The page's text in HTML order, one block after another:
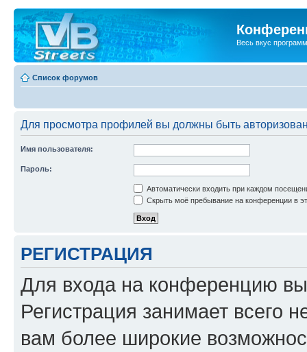
Весь вкус
Список форумов
Для просмотра профилей вы должны быть
Имя пользователя:
Пароль:
Автоматически входить при каждом
Скрыть моё пребывание на конференции в
РЕГИСТРАЦИЯ
Для входа на конференцию
Регистрация занимает всего
вам более широкие